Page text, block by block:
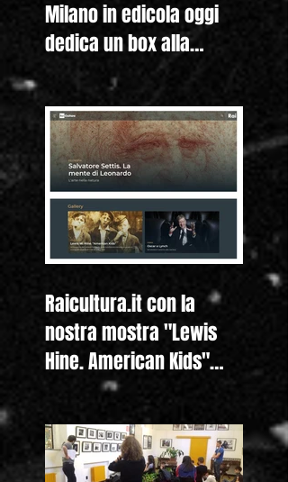
Milano in edicola oggi
dedica un box alla
nostra mostra "Lewis
Hine. Americ
Raicultura.it con la
nostra mostra "Lewis
Hine. American Kids"
anche nella homepage